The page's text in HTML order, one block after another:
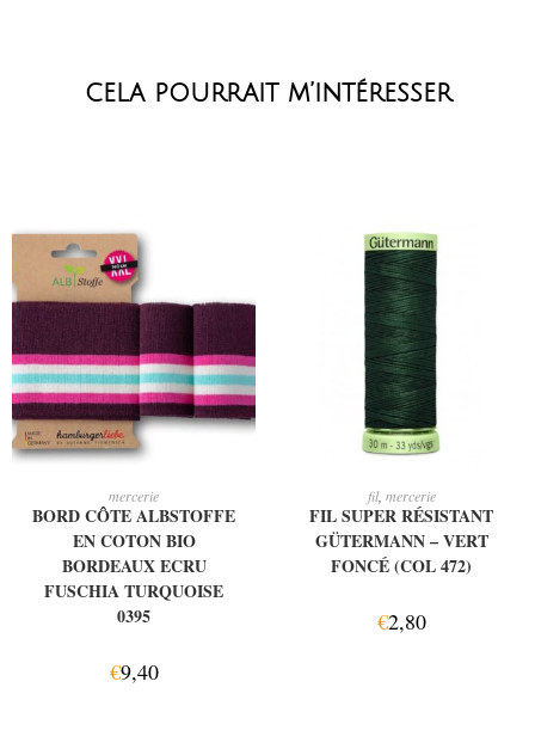
cela pourrait m’intéresser
mercerie
BORD CÔTE ALBSTOFFE
EN COTON BIO
BORDEAUX ECRU
FUSCHIA TURQUOISE
0395
€9,40
fil, mercerie
FIL SUPER RÉSISTANT
GÜTERMANN – VERT
FONCÉ (COL 472)
€2,80